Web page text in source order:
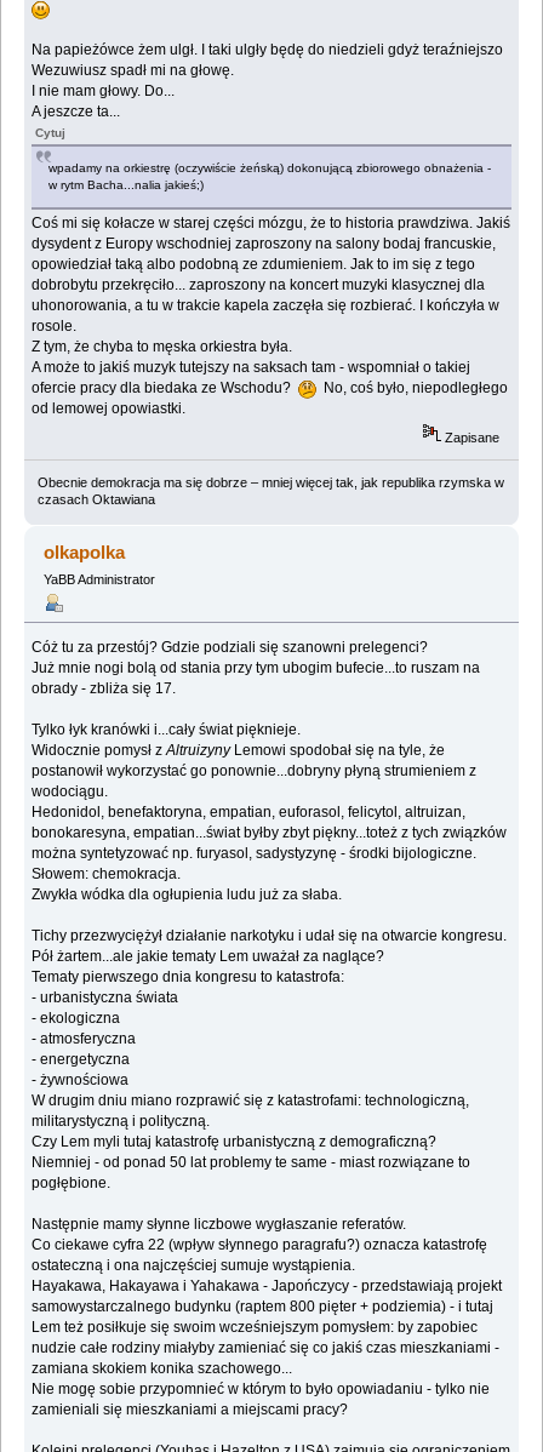
Na papieżówce żem ulgł. I taki ulgły będę do niedzieli gdyż teraźniejszo
Wezuwiusz spadł mi na głowę.
I nie mam głowy. Do...
A jeszcze ta...
Cytuj
wpadamy na orkiestrę (oczywiście żeńską) dokonującą zbiorowego obnażenia -
w rytm Bacha...nalia jakieś;)
Coś mi się kołacze w starej części mózgu, że to historia prawdziwa. Jakiś
dysydent z Europy wschodniej zaproszony na salony bodaj francuskie,
opowiedział taką albo podobną ze zdumieniem. Jak to im się z tego
dobrobytu przekręciło... zaproszony na koncert muzyki klasycznej dla
uhonorowania, a tu w trakcie kapela zaczęła się rozbierać. I kończyła w
rosole.
Z tym, że chyba to męska orkiestra była.
A może to jakiś muzyk tutejszy na saksach tam - wspomniał o takiej
ofercie pracy dla biedaka ze Wschodu?
No, coś było, niepodległego
od lemowej opowiastki.
Zapisane
Obecnie demokracja ma się dobrze – mniej więcej tak, jak republika rzymska w
czasach Oktawiana
olkapolka
YaBB Administrator
Cóż tu za przestój? Gdzie podziali się szanowni prelegenci?
Już mnie nogi bolą od stania przy tym ubogim bufecie...to ruszam na
obrady - zbliża się 17.
Tylko łyk kranówki i...cały świat pięknieje.
Widocznie pomysł zAltruizynyLemowi spodobał się na tyle, że
postanowił wykorzystać go ponownie...dobryny płyną strumieniem z
wodociągu.
Hedonidol, benefaktoryna, empatian, euforasol, felicytol, altruizan,
bonokaresyna, empatian...świat byłby zbyt piękny...toteż z tych związków
można syntetyzować np. furyasol, sadystyzynę - środki bijologiczne.
Słowem: chemokracja.
Zwykła wódka dla ogłupienia ludu już za słaba.
Tichy przezwyciężył działanie narkotyku i udał się na otwarcie kongresu.
Pół żartem...ale jakie tematy Lem uważał za naglące?
Tematy pierwszego dnia kongresu to katastrofa:
- urbanistyczna świata
- ekologiczna
- atmosferyczna
- energetyczna
- żywnościowa
W drugim dniu miano rozprawić się z katastrofami: technologiczną,
militarystyczną i polityczną.
Czy Lem myli tutaj katastrofę urbanistyczną z demograficzną?
Niemniej - od ponad 50 lat problemy te same - miast rozwiązane to
pogłębione.
Następnie mamy słynne liczbowe wygłaszanie referatów.
Co ciekawe cyfra 22 (wpływ słynnego paragrafu?) oznacza katastrofę
ostateczną i ona najczęściej sumuje wystąpienia.
Hayakawa, Hakayawa i Yahakawa - Japończycy - przedstawiają projekt
samowystarczalnego budynku (raptem 800 pięter + podziemia) - i tutaj
Lem też posiłkuje się swoim wcześniejszym pomysłem: by zapobiec
nudzie całe rodziny miałyby zamieniać się co jakiś czas mieszkaniami -
zamiana skokiem konika szachowego...
Nie mogę sobie przypomnieć w którym to było opowiadaniu - tylko nie
zamieniali się mieszkaniami a miejscami pracy?